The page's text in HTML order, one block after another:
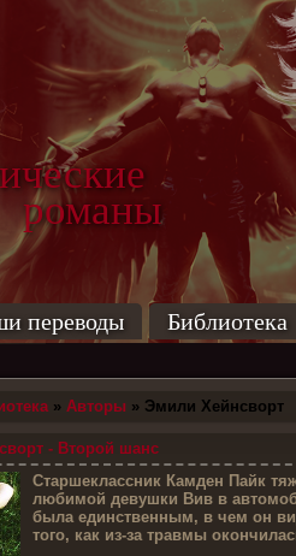
переводы Библиотека
» Авторы » Эмили Хейнсворт
- Второй шанс
Старшеклассник Камден Пайк
любимой девушки Вив в
была единственным, в чем он
того, как из-за травмы